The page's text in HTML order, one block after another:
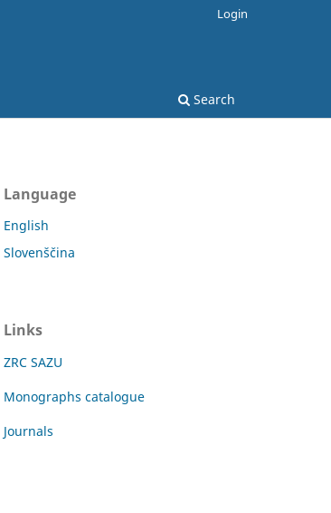
Search
Login
Language
English
Slovenščina
Links
ZRC SAZU
Monographs catalogue
Journals